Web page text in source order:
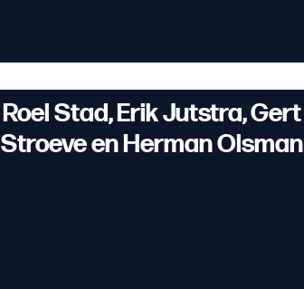
Roel Stad, Erik Jutstra, Gert
Stroeve en Herman Olsman